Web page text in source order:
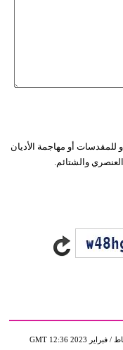
للمقدسات أو مهاجمة الأديان
والشتائم.